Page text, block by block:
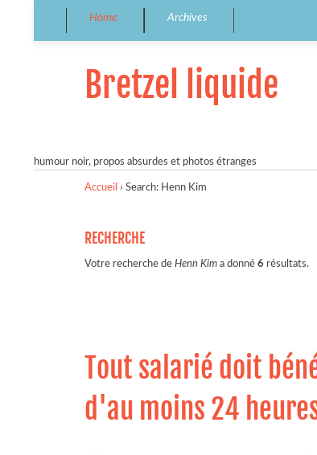
Home Archives
Bretzel liquide
humour noir, propos absurdes et photos étranges
Accueil › Search: Henn Kim
RECHERCHE
Votre recherche de Henn Kim a donné 6 résultats.
Tout salarié doit
d'au moins 24